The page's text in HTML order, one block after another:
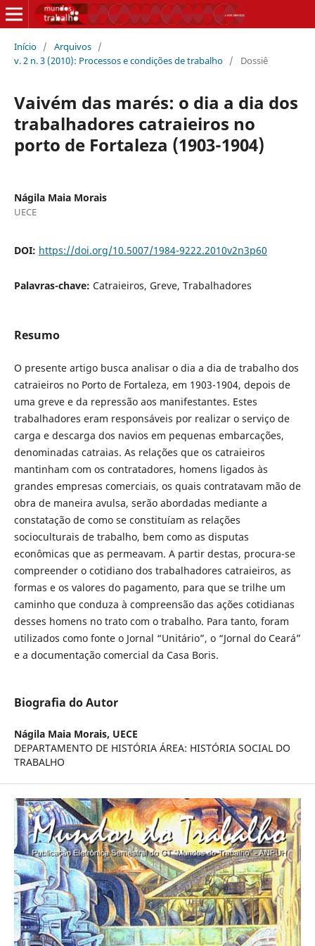
Início / Arquivos /
v. 2 n. 3 (2010): Processos e condições de trabalho / Dossiê
Vaivém das marés: o dia a dia dos
trabalhadores catraieiros no
porto de Fortaleza (1903-1904)
Nágila Maia Morais
UECE
DOI: https://doi.org/10.5007/1984-9222.2010v2n3p60
Palavras-chave: Catraieiros, Greve, Trabalhadores
Resumo
O presente artigo busca analisar o dia a dia de trabalho dos
catraieiros no Porto de Fortaleza, em 1903-1904, depois de
uma greve e da repressão aos manifestantes. Estes
trabalhadores eram responsáveis por realizar o serviço de
carga e descarga dos navios em pequenas embarcações,
denominadas catraias. As relações que os catraieiros
mantinham com os contratadores, homens ligados às
grandes empresas comerciais, os quais contratavam mão de
obra de maneira avulsa, serão abordadas mediante a
constatação de como se constituíam as relações
socioculturais de trabalho, bem como as disputas
econômicas que as permeavam. A partir destas, procura-se
compreender o cotidiano dos trabalhadores catraieiros, as
formas e os valores do pagamento, para que se trilhe um
caminho que conduza à compreensão das ações cotidianas
desses homens no trato com o trabalho. Para tanto, foram
utilizados como fonte o Jornal “Unitário”, o “Jornal do Ceará”
e a documentação comercial da Casa Boris.
Biografia do Autor
Nágila Maia Morais, UECE
DEPARTAMENTO DE HISTÓRIA ÁREA: HISTÓRIA SOCIAL DO
TRABALHO